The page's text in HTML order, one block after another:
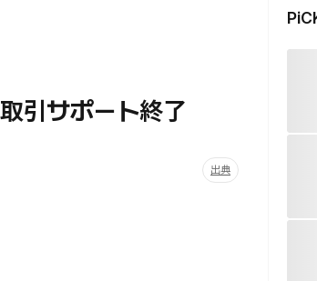
引サポート終了
出典